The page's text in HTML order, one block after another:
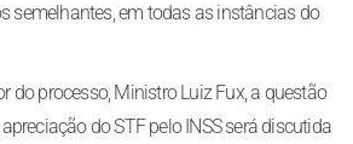
semelhantes, em todas as instâncias do
do processo, Ministro Luiz Fux, a questão
do STF pelo INSS será discutida